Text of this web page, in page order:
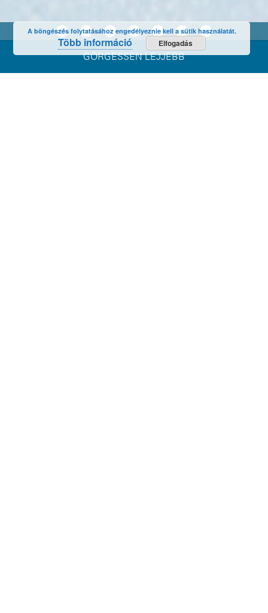
GÖRGESSEN LEJJEBB
A böngészés folytatásához engedélyeznie kell a sütik használatát.
Több információ Elfogadás